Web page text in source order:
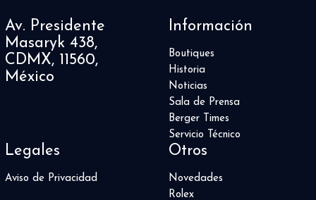
Av. Presidente
Masaryk 438,
CDMX, 11560,
México
Información
Boutiques
Historia
Noticias
Sala de Prensa
Berger Times
Servicio Técnico
Legales
Aviso de Privacidad
Otros
Novedades
Rolex